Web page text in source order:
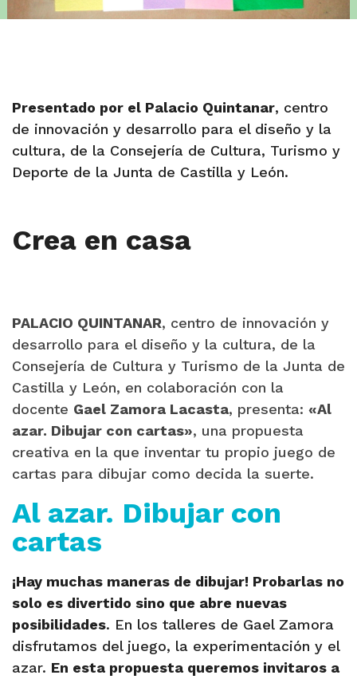
Presentado por el Palacio Quintanar, centro
de innovación y desarrollo para el diseño y la
cultura, de la Consejería de Cultura, Turismo y
Deporte de la Junta de Castilla y León.
Crea en casa
PALACIO QUINTANAR, centro de innovación y
desarrollo para el diseño y la cultura, de la
Consejería de Cultura y Turismo de la Junta de
Castilla y León, en colaboración con la
docente Gael Zamora Lacasta, presenta: «Al
azar. Dibujar con cartas», una propuesta
creativa en la que inventar tu propio juego de
cartas para dibujar como decida la suerte.
Al azar. Dibujar con
cartas
¡Hay muchas maneras de dibujar! Probarlas no
solo es divertido sino que abre nuevas
posibilidades. En los talleres de Gael Zamora
disfrutamos del juego, la experimentación y el
azar. En esta propuesta queremos invitaros a